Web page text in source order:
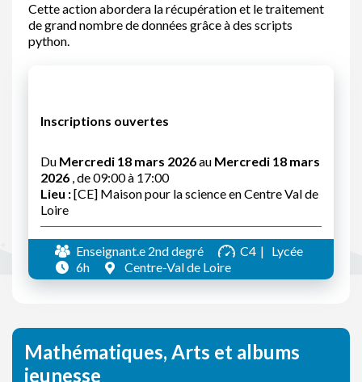
Cette action abordera la récupération et le traitement
de grand nombre de données grâce à des scripts
python.
Inscriptions ouvertes
Du Mercredi 18 mars 2026au Mercredi 18 mars
2026 , de 09:00 à 17:00
Lieu :[CE] Maison pour la science en Centre Val de
Loire
Enseignant.e 2nd degré C4
Lycée
6h
Centre-Val de Loire
Mathématiques, Arts et albums
jeunesse